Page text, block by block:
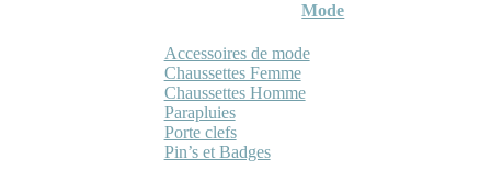
Mode
Accessoires de mode
Chaussettes Femme
Chaussettes Homme
Parapluies
Porte clefs
Pin’s et Badges